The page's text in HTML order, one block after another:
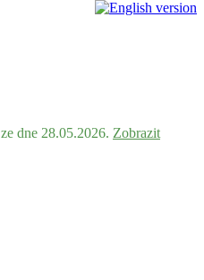
dne 28.05.2026. Zobrazit